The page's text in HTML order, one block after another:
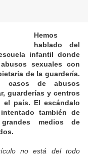
Hemos
hablado del
infantil donde
sexuales con
de la guardería.
casos de abusos
guarderías y centros
país. El escándalo
también de
medios de
no está del todo